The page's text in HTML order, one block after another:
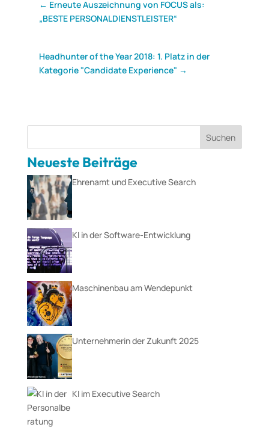
← Erneute Auszeichnung von FOCUS als:
„BESTE PERSONALDIENSTLEISTER“
Headhunter of the Year 2018: 1. Platz in der
Kategorie "Candidate Experience" →
Suchen
Neueste Beiträge
Ehrenamt und Executive Search
KI in der Software-Entwicklung
Maschinenbau am Wendepunkt
Unternehmerin der Zukunft 2025
KI im Executive Search